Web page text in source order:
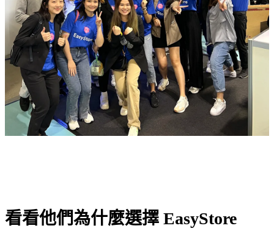
看看他們為什麼選擇 EasyStore